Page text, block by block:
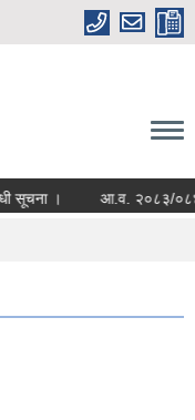
। आ.व. २०८३/०८४